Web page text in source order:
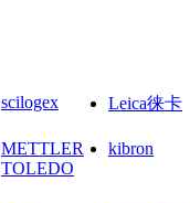
scilogex Leica徕卡
METTLER
TOLEDO
kibron